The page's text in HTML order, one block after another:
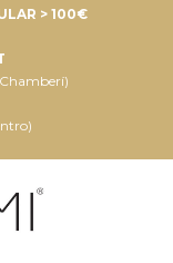
> 100€